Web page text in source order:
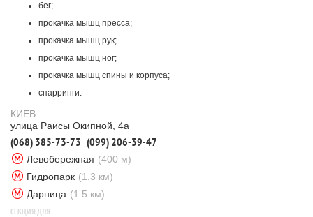
бег;
прокачка мышц пресса;
прокачка мышц рук;
прокачка мышц ног;
прокачка мышц спины и корпуса;
спарринги.
КИЕВ
улица Раисы Окипной, 4а
(068) 385-73-73 (099) 206-39-47
Левобережная (400 м)
Гидропарк (1.3 км)
Дарница (1.5 км)
СЕКЦИЯ ДЛЯ